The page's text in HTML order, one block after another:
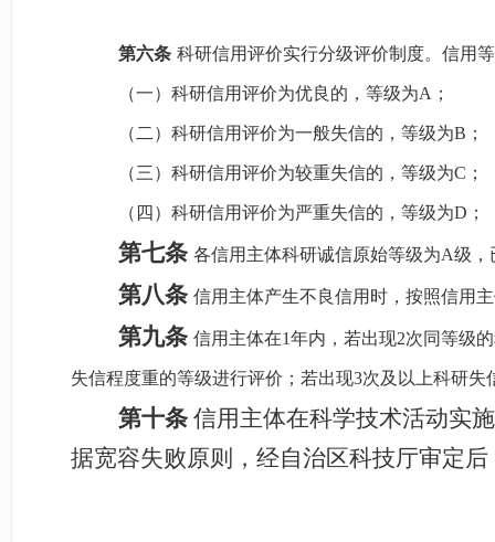
第六条 科研信用评价实行分级评价制度。信用
（一）科研信用评价为优良的，等级为A；
（二）科研信用评价为一般失信的，等级为B；
（三）科研信用评价为较重失信的，等级为C；
（四）科研信用评价为严重失信的，等级为D；
第七条 各信用主体科研诚信原始等级为A级，
第八条 信用主体产生不良信用时，按照信用
第九条 信用主体在1年内，若出现2次同等级
失信程度重的等级进行评价；若出现3次及以上科研
第十条 信用主体在科学技术活动实
据宽容失败原则，经自治区科技厅审定后